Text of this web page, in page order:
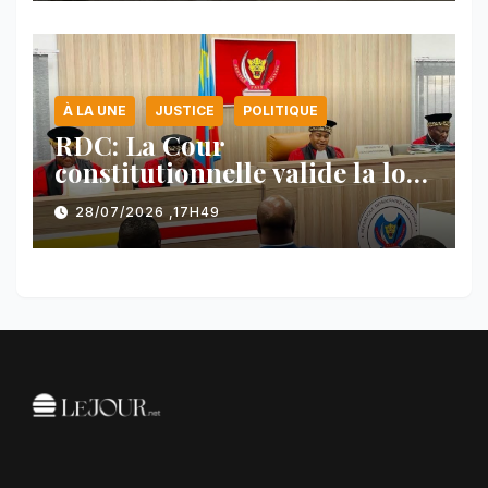
À LA UNE JUSTICE POLITIQUE
RDC: La Cour
constitutionnelle valide la loi
référendaire sous réserves de
plusieurs dispositions
28/07/2026 ,17H49